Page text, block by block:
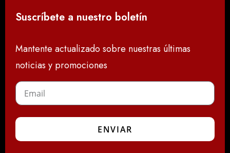
Suscríbete a nuestro boletín
Mantente actualizado sobre nuestras últimas
noticias y promociones
ENVIAR